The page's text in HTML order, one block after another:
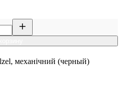
механічний (черный)